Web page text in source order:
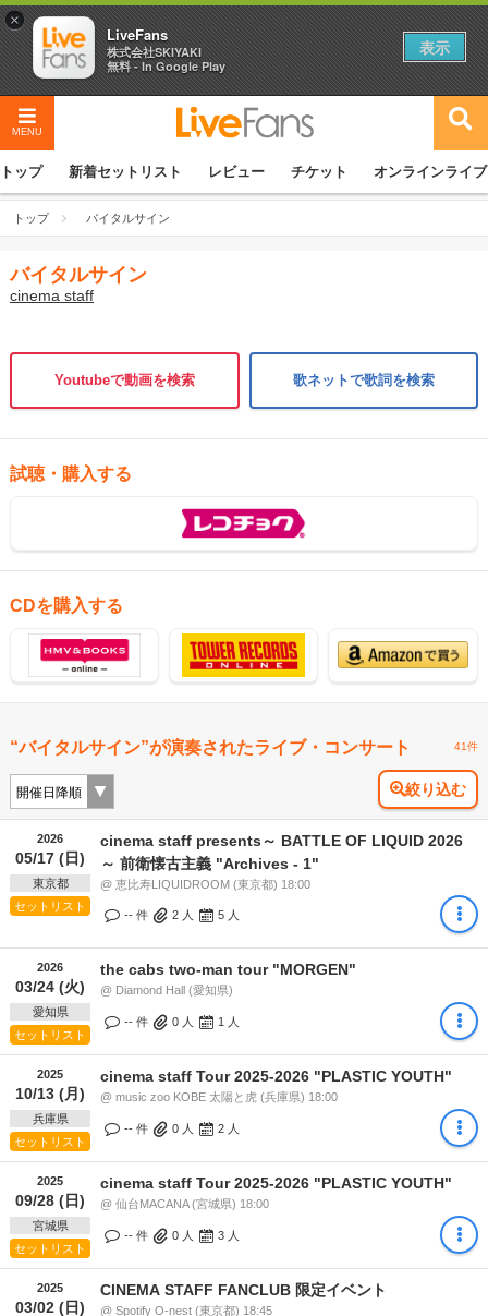
MENU
トップ 新着セットリスト レビュー チケット オンラインライブ
トップ バイタルサイン
バイタルサイン
cinema staff
Youtubeで動画を検索 歌ネットで歌詞を検索
試聴・購入する
CDを購入する
“バイタルサイン”が演奏されたライブ・コンサート 41件
絞り込む
2026
05/17 (日)
東京都
セットリスト
cinema staff presents～ BATTLE OF LIQUID 2026
～ 前衛懐古主義 "Archives - 1"
@ 恵比寿LIQUIDROOM (東京都) 18:00
-- 件 2 人 5 人
2026
03/24 (火)
愛知県
セットリスト
the cabs two-man tour "MORGEN"
@ Diamond Hall (愛知県)
-- 件 0 人 1 人
2025
10/13 (月)
兵庫県
セットリスト
cinema staff Tour 2025-2026 "PLASTIC YOUTH"
@ music zoo KOBE 太陽と虎 (兵庫県) 18:00
-- 件 0 人 2 人
2025
09/28 (日)
宮城県
セットリスト
cinema staff Tour 2025-2026 "PLASTIC YOUTH"
@ 仙台MACANA (宮城県) 18:00
-- 件 0 人 3 人
2025
03/02 (日)
CINEMA STAFF FANCLUB 限定イベント
@ Spotify O-nest (東京都) 18:45
×
LiveFans
株式会社SKIYAKI
無料 - In Google Play
表示